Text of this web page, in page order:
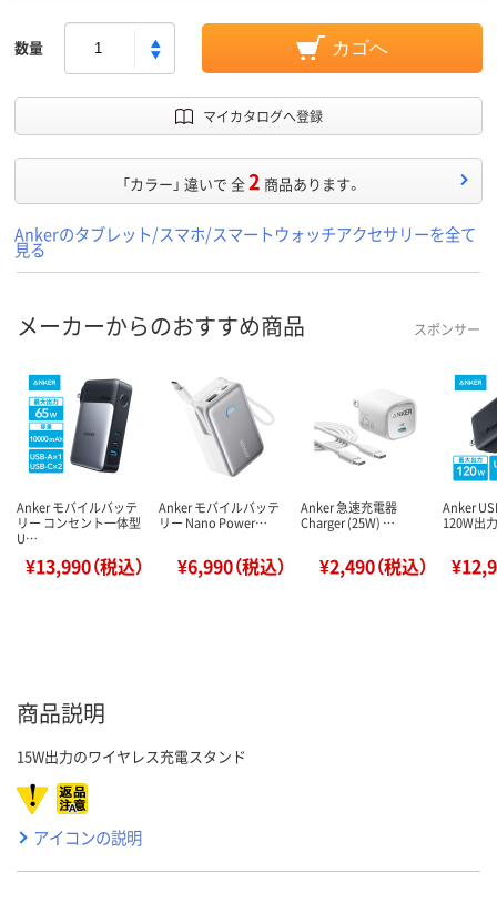
数量 カゴへ
マイカタログへ登録
「カラー」 違いで 全2 商品あります。
Ankerのタブレット/スマホ/スマートウォッチアクセサリーを全て
見る
メーカーからのおすすめ商品 スポンサー
Anker モバイルバッテ
リー コンセント一体型
U…
¥13,990（税込）
Anker モバイルバッテ
リー Nano Power…
¥6,990（税込）
Anker 急速充電器
Charger (25W) …
¥2,490（税込）
Anker
120W出
商品説明
15W出力のワイヤレス充電スタンド
アイコンの説明